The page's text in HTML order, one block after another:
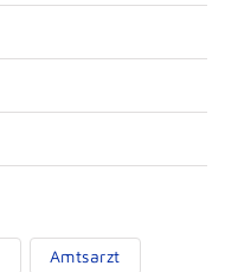
Amtsarzt